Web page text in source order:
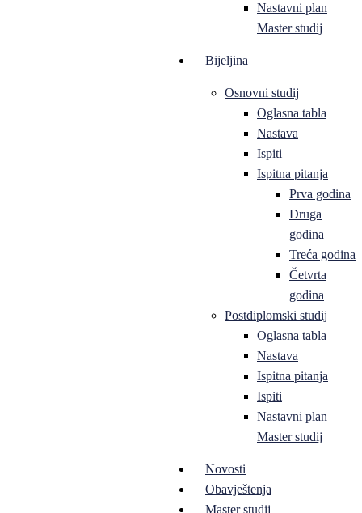
Nastavni plan
Master studij
Bijeljina
Osnovni studij
Oglasna tabla
Nastava
Ispiti
Ispitna pitanja
Prva godina
Druga
godina
Treća godina
Četvrta
godina
Postdiplomski studij
Oglasna tabla
Nastava
Ispitna pitanja
Ispiti
Nastavni plan
Master studij
Novosti
Obavještenja
Master studij